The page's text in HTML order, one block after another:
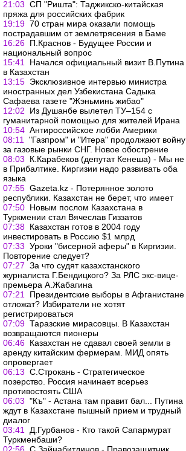
21:03 СП "Ришта": Таджикско-китайская
пряжа для российских фабрик
19:19 70 стран мира оказали помощь
пострадавшим от землетрясения в Баме
16:26 П.Краснов - Будущее России и
национальный вопрос
15:41
Начался официальный визит В.Путина
в Казахстан
13:15 Эксклюзивное интервью министра
иностранных дел Узбекистана Садыка
Сафаева газете "Жэньминь жибао"
12:02
Из Душанбе вылетел ТУ–154 с
гуманитарной помощью для жителей Ирана
10:54 Антироссийское лобби Америки
08:11
"Газпром" и "Итера" продолжают войну
за газовые рынки СНГ. Новое обострение
08:03
К.Карабеков (депутат Кенеша) - Мы не
в Прибалтике. Киргизии надо развивать оба
языка
07:55 Gazeta.kz - Потерянное золото
республики. Казахстан не берет, что имеет
07:50 Новым послом Казахстана в
Туркмении стал Вячеслав Гиззатов
07:38 Казахстан готов в 2004 году
инвестировать в Россию $1 млрд
07:33 Уроки "бисерной аферы" в Киргизии.
Повторение следует?
07:27 За что судят казахстанского
журналиста Г.Бендицкого? За РЛС экс-вице-
премьера А.Жабагина
07:21
Президентские выборы в Афганистане
отложат? Избиратели не хотят
регистрироваться
07:09 Таразские мирасовцы. В Казахстан
возвращаются пионеры
06:46 Казахстан не сдавал своей земли в
аренду китайским фермерам. МИД опять
опровергает
06:13 С.Строкань - Стратегическое
позерство. Россия начинает всерьез
противостоять США
06:03 "Къ" - Астана там правит бал... Путина
ждут в Казахстане пышный прием и трудный
диалог
03:41
Д.Гурбанов - Кто такой Сапармурат
Туркменбаши?